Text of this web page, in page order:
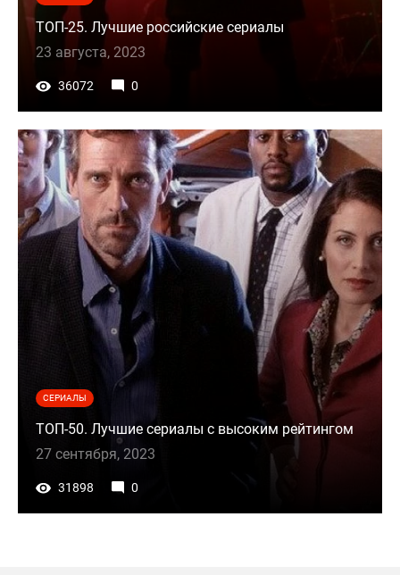
ТОП-25. Лучшие российские сериалы
23 августа, 2023
36072 0
СЕРИАЛЫ
ТОП-50. Лучшие сериалы с высоким рейтингом
27 сентября, 2023
31898 0